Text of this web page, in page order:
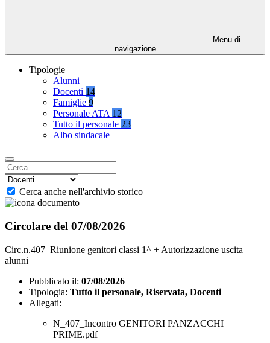
Menu di
navigazione
Tipologie
Alunni
Docenti 14
Famiglie 9
Personale ATA 12
Tutto il personale 23
Albo sindacale
Cerca anche nell'archivio storico
Circolare del 07/08/2026
Circ.n.407_Riunione genitori classi 1^ + Autorizzazione uscita
alunni
Pubblicato il: 07/08/2026
Tipologia: Tutto il personale, Riservata, Docenti
Allegati:
N_407_Incontro GENITORI PANZACCHI
PRIME.pdf